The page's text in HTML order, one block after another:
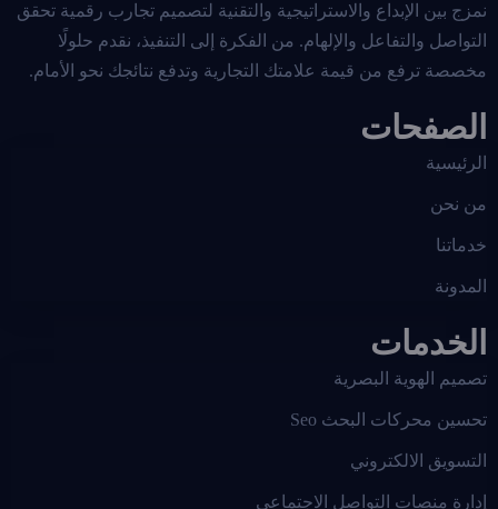
نمزج بين الإبداع والاستراتيجية والتقنية لتصميم تجارب رقمية تحقق
التواصل والتفاعل والإلهام. من الفكرة إلى التنفيذ، نقدم حلولًا
مخصصة ترفع من قيمة علامتك التجارية وتدفع نتائجك نحو الأمام.
الصفحات
الرئيسية
من نحن
خدماتنا
المدونة
الخدمات
تصميم الهوية البصرية
تحسين محركات البحث Seo
التسويق الالكتروني
إدارة منصات التواصل الاجتماعي